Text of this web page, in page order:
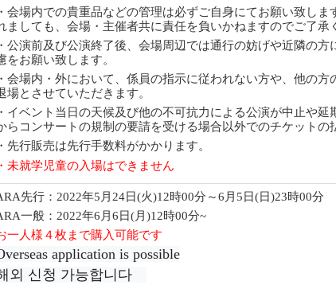
会場内での貴重品などの管理は必ずご自身にてお願い致しま
ましても、会場・主催者共に責任を負いかねますのでご了承
公演前及び公演終了後、会場周辺では通行の妨げや近隣の方
をお願い致します。
会場内・外において、係員の指示に従われない方や、他の方
場とさせていただきます。
イベント当日の天候及び他の不可抗力による公演が中止や延
らコンサートの規制の要請を受ける場合以外でのチケットの
先行販売は先行手数料がかかります。
未就学児童の入場はできません
先行：2022年5月24日(火)12時00分～6月5日(日)23時00分
一般：2022年6月6日(月)12時00分~
一人様４枚まで購入可能です
application is possible
외 신청 가능합니다